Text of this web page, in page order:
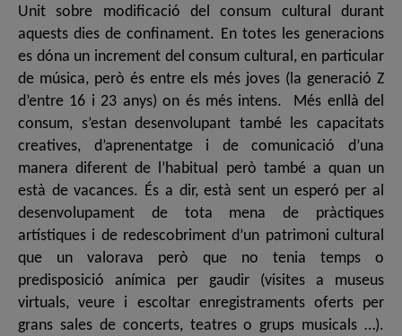
Unit sobre modificació del consum cultural durant
aquests dies de confinament. En totes les generacions
es dóna un increment del consum cultural, en particular
de música, però és entre els més joves (la generació Z
d’entre 16 i 23 anys) on és més intens. Més enllà del
consum, s’estan desenvolupant també les capacitats
creatives, d’aprenentatge i de comunicació d’una
manera diferent de l’habitual però també a quan un
està de vacances. És a dir, està sent un esperó per al
desenvolupament de tota mena de pràctiques
artístiques i de redescobriment d’un patrimoni cultural
que un valorava però que no tenia temps o
predisposició anímica per gaudir (visites a museus
virtuals, veure i escoltar enregistraments oferts per
grans sales de concerts, teatres o grups musicals …).